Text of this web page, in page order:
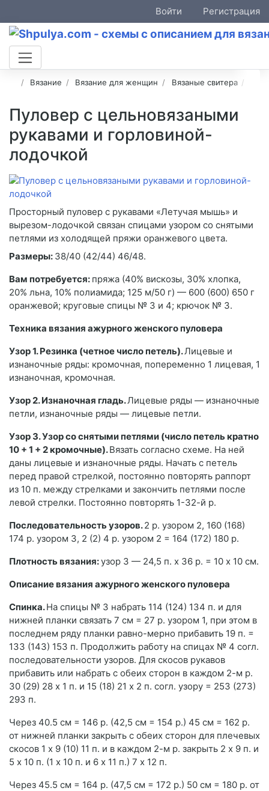
Войти Регистрация
Вязание Вязание для женщин Вязаные свитера
Пуловер с цельновязаными
рукавами и горловиной-
лодочкой
Просторный пуловер с рукавами «Летучая мышь» и
вырезом-лодочкой связан спицами узором со снятыми
петлями из холодящей пряжи оранжевого цвета.
Размеры: 38/40 (42/44) 46/48.
Вам потребуется: пряжа (40% вискозы, 30% хлопка,
20% льна, 10% полиамида; 125 м/50 г) — 600 (600) 650 г
оранжевой; круговые спицы № 3 и 4; крючок № 3.
Техника вязания ажурного женского пуловера
Узор 1. Резинка (четное число петель).Лицевые и
изнаночные ряды: кромочная, попеременно 1 лицевая, 1
изнаночная, кромочная.
Узор 2. Изнаночная гладь.Лицевые ряды — изнаночные
петли, изнаночные ряды — лицевые петли.
Узор 3. Узор со снятыми петлями (число петель кратно
10 + 1 + 2 кромочные).Вязать согласно схеме. На ней
даны лицевые и изнаночные ряды. Начать с петель
перед правой стрелкой, постоянно повторять раппорт
из 10 п. между стрелками и закончить петлями после
левой стрелки. Постоянно повторять 1-32-й р.
Последовательность узоров.2 р. узором 2, 160 (168)
174 р. узором 3, 2 (2) 4 р. узором 2 = 164 (172) 180 р.
Плотность вязания:узор 3 — 24,5 п. х 36 р. = 10 x 10 см.
Описание вязания ажурного женского пуловера
Спинка.На спицы № 3 набрать 114 (124) 134 п. и для
нижней планки связать 7 см = 27 р. узором 1, при этом в
последнем ряду планки равно-мерно прибавить 19 п. =
133 (143) 153 п. Продолжить работу на спицах № 4 согл.
последовательности узоров. Для скосов рукавов
прибавить или набрать с обеих сторон в каждом 2-м р.
30 (29) 28 x 1 п. и 15 (18) 21 x 2 п. согл. узору = 253 (273)
293 п.
Через 40.5 см = 146 р. (42,5 см = 154 р.) 45 см = 162 р.
от нижней планки закрыть с обеих сторон для плечевых
скосов 1 x 9 (10) 11 п. и в каждом 2-м р. закрыть 2 x 9 п. и
5 x 10 п. (1 x 10 п. и 6 x 11 п.) 7 x 12 п.
Через 45.5 см = 164 р. (47,5 см = 172 р.) 50 см = 180 р. от